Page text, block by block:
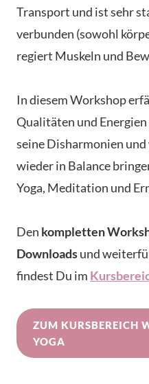
Transport und ist sehr
verbunden (sowohl
regiert Muskeln und
In diesem Workshop
Qualitäten und Energien
seine Disharmonien
wieder in Balance
Yoga, Meditation und
Den kompletten
Downloadsund
findest Du im
ZUM KURSBEREICH
YOGA